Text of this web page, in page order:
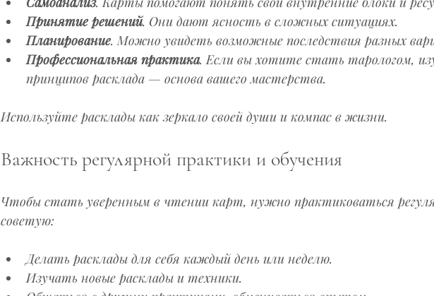
Принятие решений. Они дают ясность в сложных ситуациях.
Планирование. Можно увидеть возможные последствия разных
Профессиональная практика. Если вы хотите стать тарологом,
принципов расклада — основа вашего мастерства.
Используйте расклады как зеркало своей души и компас в жизни.
Важность регулярной практики и обучения
Чтобы стать уверенным в чтении карт, нужно практиковаться
советую:
Делать расклады для себя каждый день или неделю.
Изучать новые расклады и техники.